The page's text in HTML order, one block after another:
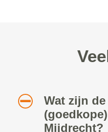
Wat zijn
Mijdrecht?